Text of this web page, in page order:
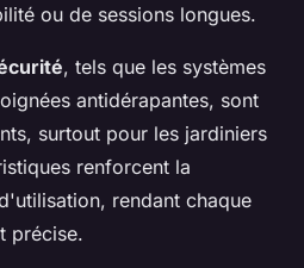
ou de sessions longues.
, tels que les systèmes
antidérapantes, sont
surtout pour les jardiniers
renforcent la
rendant chaque
précise.